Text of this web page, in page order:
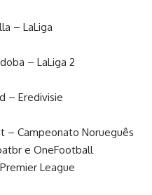
– LaLiga
– LaLiga 2
– Eredivisie
– Campeonato Norueguês
e OneFootball
League